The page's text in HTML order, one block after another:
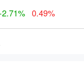
0.49%